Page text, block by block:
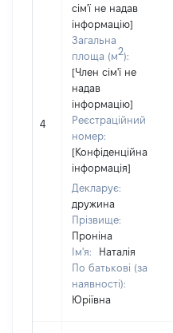
4
сім'ї не надав
інформацію]
Загальна
площа (м2):
[Член сім'ї не
надав
інформацію]
Реєстраційний
номер:
[Конфіденційна
інформація]
Декларує:
дружина
Прізвище:
Проніна
Ім'я:
Наталія
По батькові (за
наявності):
Юріївна